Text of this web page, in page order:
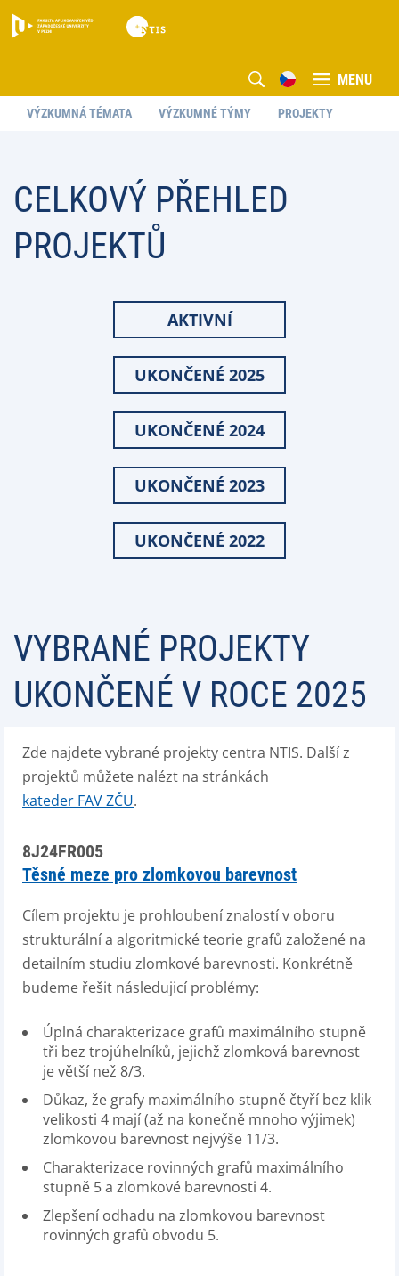
MENU
VÝZKUMNÁ TÉMATA VÝZKUMNÉ TÝMY PROJEKTY
CELKOVÝ PŘEHLED
PROJEKTŮ
AKTIVNÍ
UKONČENÉ 2025
UKONČENÉ 2024
UKONČENÉ 2023
UKONČENÉ 2022
VYBRANÉ PROJEKTY
UKONČENÉ V ROCE 2025
Zde najdete vybrané projekty centra NTIS. Další z
projektů můžete nalézt na stránkách
kateder FAV ZČU.
8J24FR005
Těsné meze pro zlomkovou barevnost
Cílem projektu je prohloubení znalostí v oboru
strukturální a algoritmické teorie grafů založené na
detailním studiu zlomkové barevnosti. Konkrétně
budeme řešit následujicí problémy:
Úplná charakterizace grafů maximálního stupně
tři bez trojúhelníků, jejichž zlomková barevnost
je větší než 8/3.
Důkaz, že grafy maximálního stupně čtyří bez klik
velikosti 4 mají (až na konečně mnoho výjimek)
zlomkovou barevnost nejvýše 11/3.
Charakterizace rovinných grafů maximálního
stupně 5 a zlomkové barevnosti 4.
Zlepšení odhadu na zlomkovou barevnost
rovinných grafů obvodu 5.